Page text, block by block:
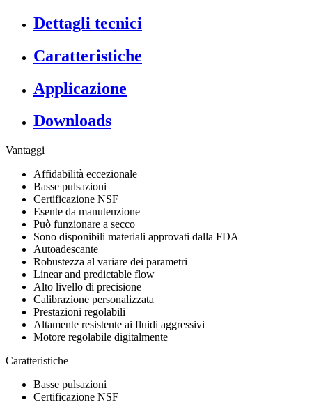
Dettagli tecnici
Caratteristiche
Applicazione
Downloads
Vantaggi
Affidabilità eccezionale
Basse pulsazioni
Certificazione NSF
Esente da manutenzione
Può funzionare a secco
Sono disponibili materiali approvati dalla FDA
Autoadescante
Robustezza al variare dei parametri
​Linear and predictable flow
Alto livello di precisione
Calibrazione personalizzata
Prestazioni regolabili
Altamente resistente ai fluidi aggressivi
Motore regolabile digitalmente
Caratteristiche
Basse pulsazioni
Certificazione NSF